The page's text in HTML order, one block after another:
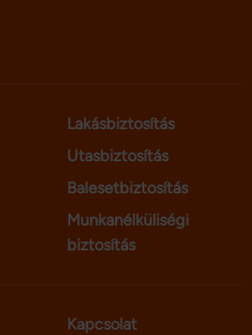
Lakásbiztosítás
Utasbiztosítás
Balesetbiztosítás
Munkanélküliségi
biztosítás
Kapcsolat